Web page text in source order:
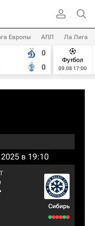
Европы АПЛ Ла Лига
0
0
Футбол
09.08 17:00
в 19:10
Сибирь